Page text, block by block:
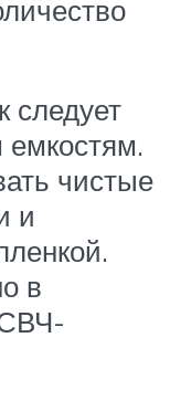
следует
чистые
и
в